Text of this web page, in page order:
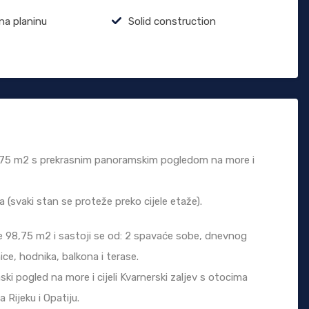
planinu Solid construction
m2 s prekrasnim panoramskim pogledom na more i
stan se proteže preko cijele etaže).
m2 i sastoji se od: 2 spavaće sobe, dnevnog
hodnika, balkona i terase.
pogled na more i cijeli Kvarnerski zaljev s otocima
Rijeku i Opatiju.